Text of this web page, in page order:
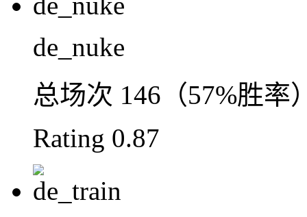
de_nuke
总场次 146（57%胜率
Rating 0.87